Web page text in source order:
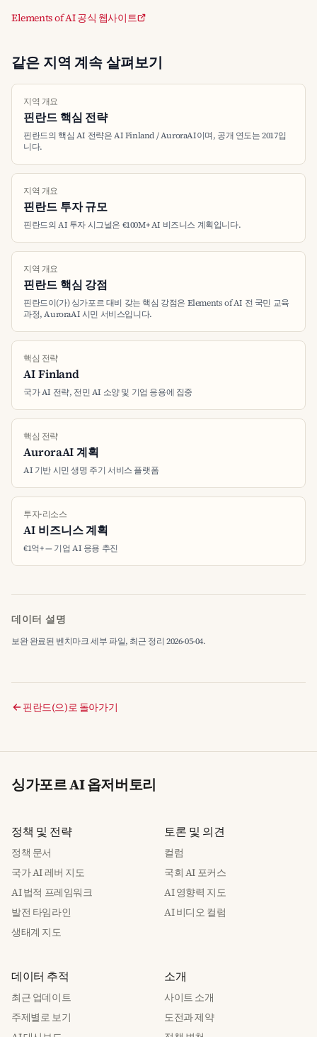
Elements of AI 공식 웹사이트
같은 지역 계속 살펴보기
지역 개요
핀란드 핵심 전략
핀란드의 핵심 AI 전략은 AI Finland / AuroraAI이며, 공개 연도는 2017입
니다.
지역 개요
핀란드 투자 규모
핀란드의 AI 투자 시그널은 €100M+ AI 비즈니스 계획입니다.
지역 개요
핀란드 핵심 강점
핀란드이(가) 싱가포르 대비 갖는 핵심 강점은 Elements of AI 전 국민 교육
과정, AuroraAI 시민 서비스입니다.
핵심 전략
AI Finland
국가 AI 전략, 전민 AI 소양 및 기업 응용에 집중
핵심 전략
AuroraAI 계획
AI 기반 시민 생명 주기 서비스 플랫폼
투자·리소스
AI 비즈니스 계획
€1억+ — 기업 AI 응용 추진
데이터 설명
보완 완료된 벤치마크 세부 파일, 최근 정리 2026-05-04.
핀란드(으)로 돌아가기
싱가포르 AI 옵저버토리
정책 및 전략
정책 문서
국가 AI 레버 지도
AI 법적 프레임워크
발전 타임라인
생태계 지도
토론 및 의견
컬럼
국회 AI 포커스
AI 영향력 지도
AI 비디오 컬럼
데이터 추적
최근 업데이트
주제별로 보기
소개
사이트 소개
도전과 제약